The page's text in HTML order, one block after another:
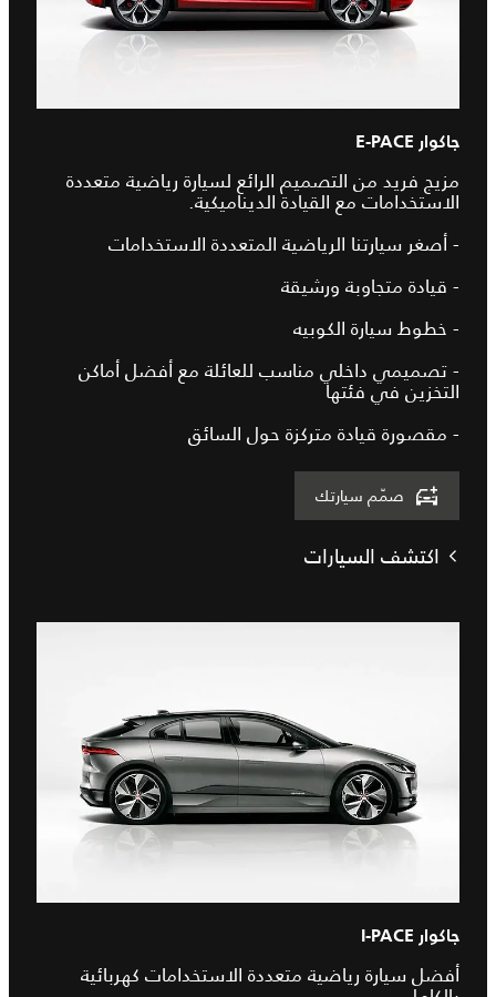
جاكوار E-PACE
مزيج فريد من التصميم الرائع لسيارة رياضية متعددة
الاستخدامات مع القيادة الديناميكية.
- أصغر سيارتنا الرياضية المتعددة الاستخدامات
- قيادة متجاوبة ورشيقة
- خطوط سيارة الكوبيه
- تصميمي داخلي مناسب للعائلة مع أفضل أماكن
التخزين في فئتها
- مقصورة قيادة متركزة حول السائق
صمّم سيارتك
اكتشف السيارات
جاكوار I-PACE
أفضل سيارة رياضية متعددة الاستخدامات كهربائية